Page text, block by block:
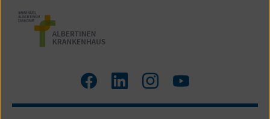
Facebook
LinkedInInstagram
Youtube